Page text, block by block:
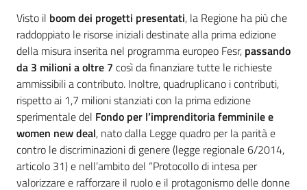
Visto il boom dei progetti presentati, la Regione ha più che
raddoppiato le risorse iniziali destinate alla prima edizione
della misura inserita nel programma europeo Fesr, passando
da 3 milioni a oltre 7 così da finanziare tutte le richieste
ammissibili a contributo. Inoltre, quadruplicano i contributi,
rispetto ai 1,7 milioni stanziati con la prima edizione
sperimentale del Fondo per l’imprenditoria femminile e
women new deal, nato dalla Legge quadro per la parità e
contro le discriminazioni di genere (legge regionale 6/2014,
articolo 31) e nell’ambito del “Protocollo di intesa per
valorizzare e rafforzare il ruolo e il protagonismo delle donne